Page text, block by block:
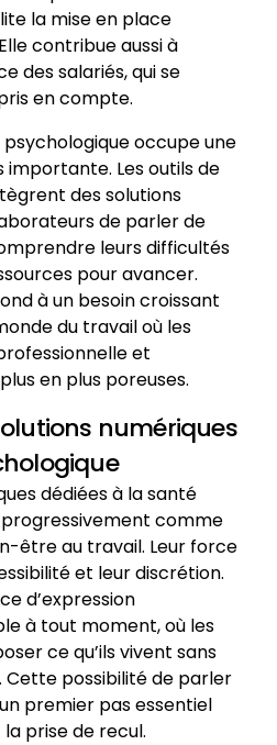
la mise en place
contribue aussi à
des salariés, qui se
en compte.
occupe une
importante. Les outils de
des solutions
de parler de
leurs difficultés
pour avancer.
à un besoin croissant
du travail où les
et
en plus poreuses.
numériques
dédiées à la santé
comme
être au travail. Leur force
et leur discrétion.
d’expression
à tout moment, où les
ce qu’ils vivent sans
possibilité de parler
premier pas essentiel
prise de recul.